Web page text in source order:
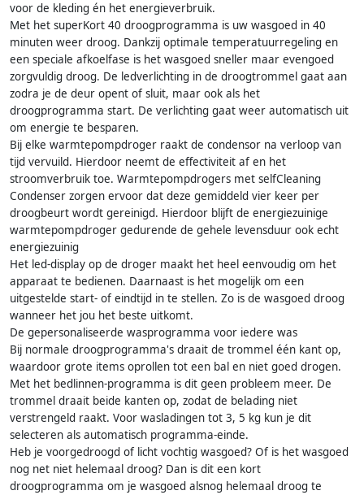
voor de kleding én het energieverbruik.
Met het superKort 40 droogprogramma is uw wasgoed in 40
minuten weer droog. Dankzij optimale temperatuurregeling en
een speciale afkoelfase is het wasgoed sneller maar evengoed
zorgvuldig droog. De ledverlichting in de droogtrommel gaat aan
zodra je de deur opent of sluit, maar ook als het
droogprogramma start. De verlichting gaat weer automatisch uit
om energie te besparen.
Bij elke warmtepompdroger raakt de condensor na verloop van
tijd vervuild. Hierdoor neemt de effectiviteit af en het
stroomverbruik toe. Warmtepompdrogers met selfCleaning
Condenser zorgen ervoor dat deze gemiddeld vier keer per
droogbeurt wordt gereinigd. Hierdoor blijft de energiezuinige
warmtepompdroger gedurende de gehele levensduur ook echt
energiezuinig
Het led-display op de droger maakt het heel eenvoudig om het
apparaat te bedienen. Daarnaast is het mogelijk om een
uitgestelde start- of eindtijd in te stellen. Zo is de wasgoed droog
wanneer het jou het beste uitkomt.
De gepersonaliseerde wasprogramma voor iedere was
Bij normale droogprogramma's draait de trommel één kant op,
waardoor grote items oprollen tot een bal en niet goed drogen.
Met het bedlinnen-programma is dit geen probleem meer. De
trommel draait beide kanten op, zodat de belading niet
verstrengeld raakt. Voor wasladingen tot 3, 5 kg kun je dit
selecteren als automatisch programma-einde.
Heb je voorgedroogd of licht vochtig wasgoed? Of is het wasgoed
nog net niet helemaal droog? Dan is dit een kort
droogprogramma om je wasgoed alsnog helemaal droog te